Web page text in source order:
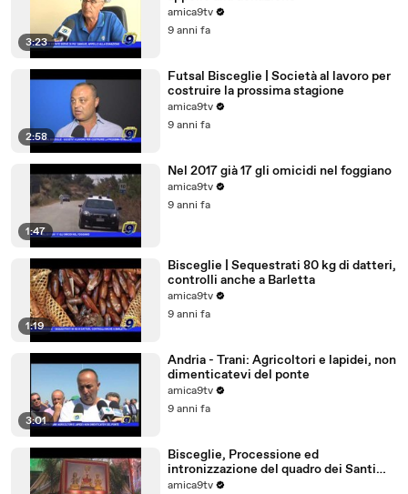
3:23
amica9tv
9 anni fa
2:58
Futsal Bisceglie | Società al lavoro per
costruire la prossima stagione
amica9tv
9 anni fa
1:47
Nel 2017 già 17 gli omicidi nel foggiano
amica9tv
9 anni fa
1:19
Bisceglie | Sequestrati 80 kg di datteri,
controlli anche a Barletta
amica9tv
9 anni fa
3:01
Andria - Trani: Agricoltori e lapidei, non
dimenticatevi del ponte
amica9tv
9 anni fa
Bisceglie, Processione ed
intronizzazione del quadro dei Santi
Martiri
amica9tv